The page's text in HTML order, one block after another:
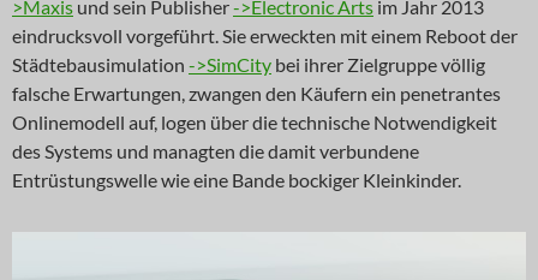
>Maxis und sein Publisher->Electronic Arts im Jahr 2013
eindrucksvoll vorgeführt. Sie erweckten mit einem Reboot der
Städtebausimulation ->SimCity bei ihrer Zielgruppe völlig
falsche Erwartungen, zwangen den Käufern ein penetrantes
Onlinemodell auf, logen über die technische Notwendigkeit
des Systems und managten die damit verbundene
Entrüstungswelle wie eine Bande bockiger Kleinkinder.